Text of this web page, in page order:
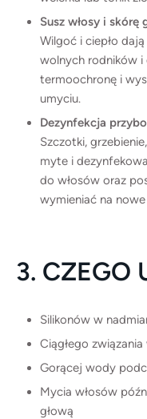
Susz włosy i skórę
Wilgoć i ciepło
wolnych rodników i
termoochronę i
umyciu.
Dezynfekcja
Szczotki,
myte i
do włosów oraz
wymieniać na
3. CZEGO
Silikonów w
Ciągłego związania
Gorącej wody
Mycia włosów
głową